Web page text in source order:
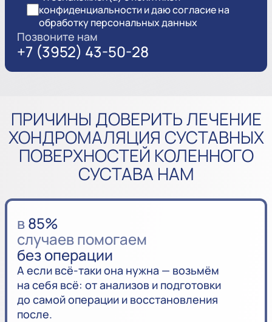
конфиденциальности и даю согласие на
обработку персональных данных
Позвоните нам
+7 (3952) 43-50-28
ПРИЧИНЫ ДОВЕРИТЬ ЛЕЧЕНИЕ
ХОНДРОМАЛЯЦИЯ СУСТАВНЫХ
ПОВЕРХНОСТЕЙ КОЛЕННОГО
СУСТАВА НАМ
в85%
случаев помогаем
без операции
А если всё-таки она нужна — возьмём
на себя всё: от анализов и подготовки
до самой операции и восстановления
после.